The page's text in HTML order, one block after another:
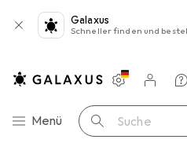
Galaxus
Schneller finden und
Navigation nach Kategorien
Menü Suche
Einstellungen
Kundenkonto
Vergleichslisten
Merklisten
Warenkorb